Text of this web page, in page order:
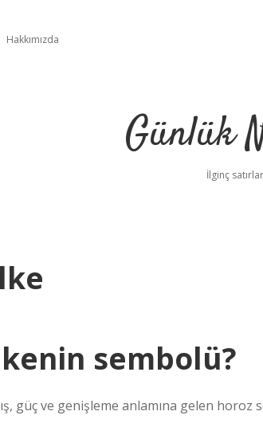
Hakkımızda
Günlük
İlginç
sembolü?
güç ve genişleme anlamına gelen horoz